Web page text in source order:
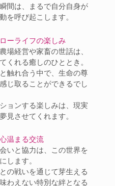
間は、まるで自分自身が
を呼び起こします。
ーライフの楽しみ
場経営や家畜の世話は、
くれる癒しのひととき。
触れ合う中で、生命の尊
じ取ることができるでし
ョンする楽しみは、現実
見させてくれます。
温まる交流
いと協力は、この世界を
します。
の戦いを通じて芽生える
わえない特別な絆となる